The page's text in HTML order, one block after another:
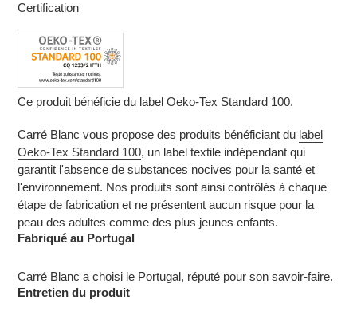
Certification
Ce produit bénéficie du label Oeko-Tex Standard 100.
Carré Blanc vous propose des produits bénéficiant du label
Oeko-Tex Standard 100, un label textile indépendant qui
garantit l'absence de substances nocives pour la santé et
l'environnement. Nos produits sont ainsi contrôlés à chaque
étape de fabrication et ne présentent aucun risque pour la
peau des adultes comme des plus jeunes enfants.
Fabriqué au Portugal
Carré Blanc a choisi le Portugal, réputé pour son savoir-faire.
Entretien du produit